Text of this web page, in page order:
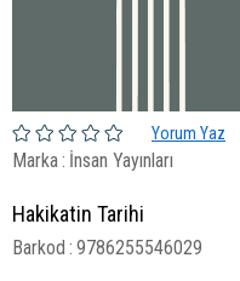
Yorum Yaz
Marka: İnsan Yayınları
Hakikatin Tarihi
Barkod : 9786255546029